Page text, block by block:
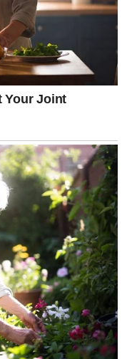
da mutite
ne dobije čvrste
ne postane glatka i
u smjesu jaja